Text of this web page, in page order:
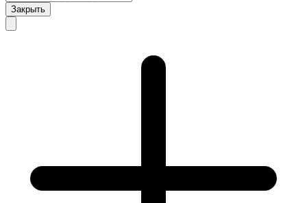
Закрыть